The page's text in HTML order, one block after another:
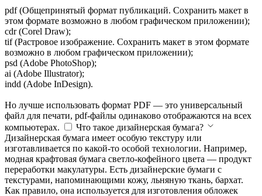
pdf (Общепринятый формат публикаций. Сохранить макет в
этом формате возможно в любом графическом приложении);
cdr (Corel Draw);
tif (Растровое изображение. Сохранить макет в этом формате
возможно в любом графическом приложении);
psd (Adobe PhotoShop);
ai (Adobe Illustrator);
indd (Adobe InDesign).
Но лучше использовать формат PDF — это универсальный
файл для печати, pdf-файлы одинаково отображаются на всех
компьютерах.
Что такое дизайнерская бумага?
Дизайнерская бумага имеет особую текстуру или
изготавливается по какой-то особой технологии. Например,
модная крафтовая бумага светло-кофейного цвета — продукт
переработки макулатуры. Есть дизайнерские бумаги с
текстурами, напоминающими кожу, льняную ткань, бархат.
Как правило, она используется для изготовления обложек